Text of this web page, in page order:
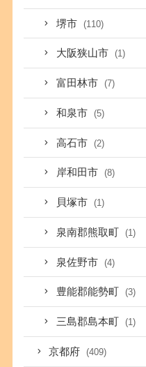
堺市 (110)
大阪狭山市 (1)
富田林市 (7)
和泉市 (5)
高石市 (2)
岸和田市 (8)
貝塚市 (1)
泉南郡熊取町 (1)
泉佐野市 (4)
豊能郡能勢町 (3)
三島郡島本町 (1)
京都府 (409)